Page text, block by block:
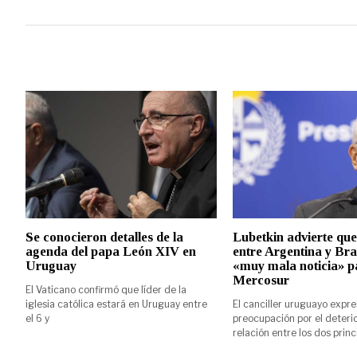
Se conocieron detalles de la
agenda del papa León XIV en
Uruguay
El Vaticano confirmó que líder de la
iglesia católica estará en Uruguay entre
el 6 y
Lubetkin advierte
entre Argentina y
«muy mala noticia»
Mercosur
El canciller uruguayo
preocupación por el
relación entre los dos